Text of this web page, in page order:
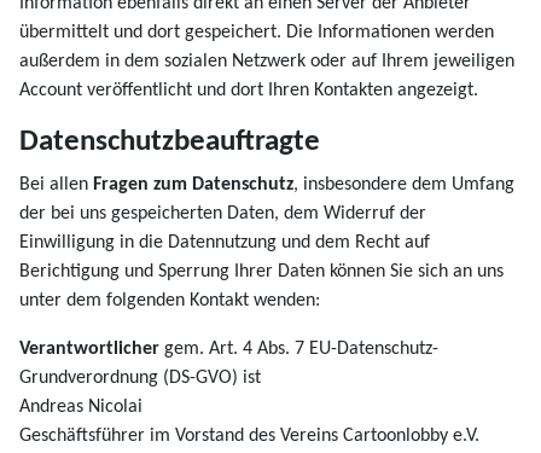
übermittelt und dort gespeichert. Die Informationen werden
außerdem in dem sozialen Netzwerk oder auf Ihrem jeweiligen
Account veröffentlicht und dort Ihren Kontakten angezeigt.
Datenschutzbeauftragte
Bei allen Fragen zum Datenschutz, insbesondere dem Umfang
der bei uns gespeicherten Daten, dem Widerruf der
Einwilligung in die Datennutzung und dem Recht auf
Berichtigung und Sperrung Ihrer Daten können Sie sich an uns
unter dem folgenden Kontakt wenden:
Verantwortlicher gem. Art. 4 Abs. 7 EU-Datenschutz-
Grundverordnung (DS-GVO) ist
Andreas Nicolai
Geschäftsführer im Vorstand des Vereins Cartoonlobby e.V.